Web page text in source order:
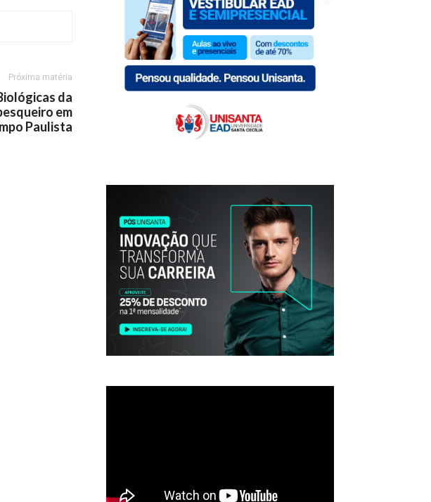
Próxima matéria
da
em
Paulista